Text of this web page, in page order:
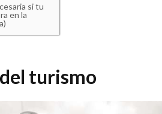
si tu
en la
turismo